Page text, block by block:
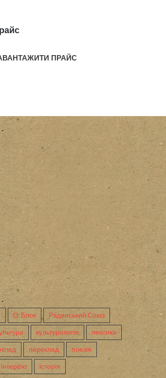
ПРАЙС
О. Блок Радянський Союз
культурологія лексика
переклад поезія
інтерв'ю історія